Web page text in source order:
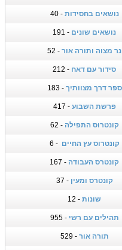
נושאים בחסידות - 40
נושאים שונים - 191
נר מצוה ותורה אור - 52
סידור עם דאח - 212
ספר דרך מצוותיך - 183
פרשת השבוע - 417
קונטרוס התפילה - 62
קונטרוס עץ החיים - 6
קונטרס העבודה - 167
קונטרס ומעין - 37
שונות - 12
תהילים עם רשי - 955
תורה אור - 529